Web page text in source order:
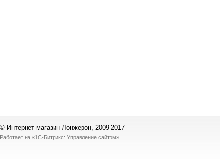
© Интернет-магазин Лонжерон, 2009-2017
Работает на «1С-Битрикс: Управление сайтом»